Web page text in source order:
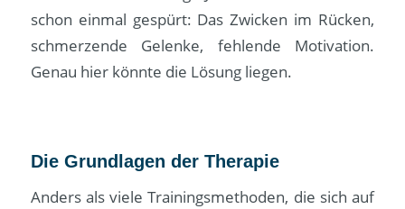
schon einmal gespürt: Das Zwicken im Rücken,
schmerzende Gelenke, fehlende Motivation.
Genau hier könnte die Lösung liegen.
Die Grundlagen der Therapie
Anders als viele Trainingsmethoden, die sich auf